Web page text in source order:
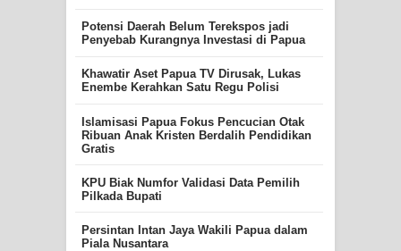
Potensi Daerah Belum Terekspos jadi
Penyebab Kurangnya Investasi di Papua
Khawatir Aset Papua TV Dirusak, Lukas
Enembe Kerahkan Satu Regu Polisi
Islamisasi Papua Fokus Pencucian Otak
Ribuan Anak Kristen Berdalih Pendidikan
Gratis
KPU Biak Numfor Validasi Data Pemilih
Pilkada Bupati
Persintan Intan Jaya Wakili Papua dalam
Piala Nusantara